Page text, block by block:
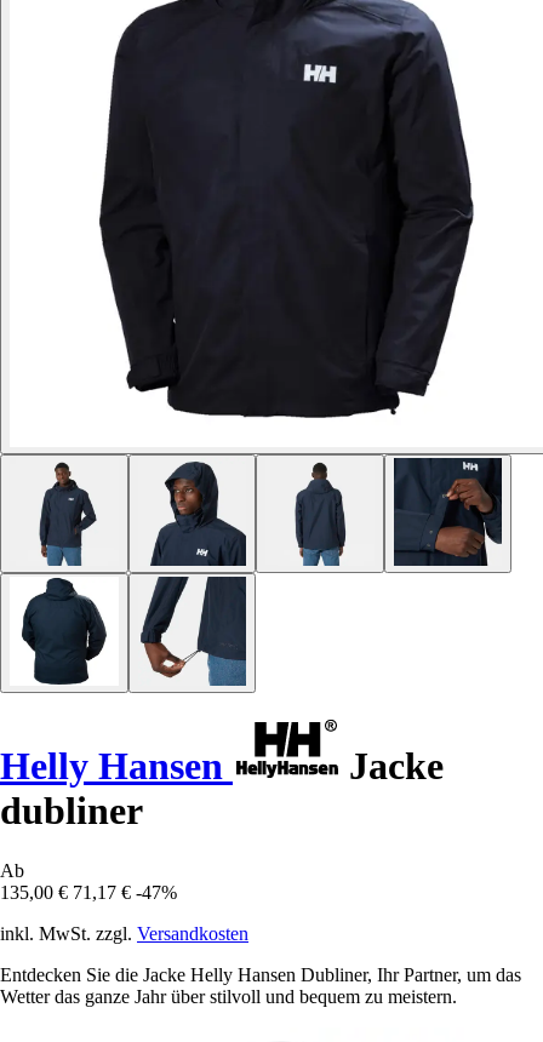
Helly Hansen
Jacke
dubliner
Ab
135,00 € 71,17 € -47%
inkl. MwSt. zzgl. Versandkosten
Entdecken Sie die Jacke Helly Hansen Dubliner, Ihr Partner, um das
Wetter das ganze Jahr über stilvoll und bequem zu meistern.